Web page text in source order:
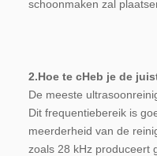
schoonmaken zal
2.Hoe te cHeb je de
De meeste
Dit frequentiebereik is
meerderheid van de
zoals 28 kHz produceert